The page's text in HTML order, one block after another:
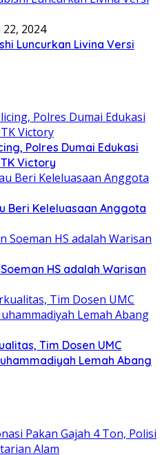
22, 2024
Luncurkan Livina Versi
Polres Dumai Edukasi
Victory
Beri Keleluasaan Anggota
HS adalah Warisan
Tim Dosen UMC
Lemah Abang